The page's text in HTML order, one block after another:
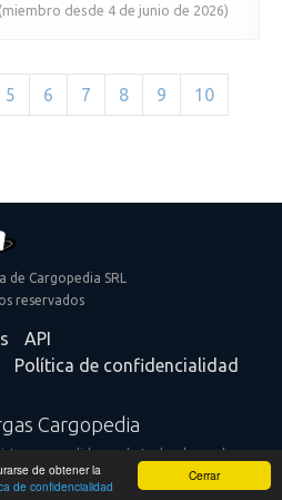
Cerrar
de obtener la
de confidencialidad
(miembro desde 4 de junio de 2026)
5 6 7 8 9 10
Cargopedia SRL
reservados
API
Política de confidencialidad
Cargopedia
y expedidores de todo el mundo
servicios